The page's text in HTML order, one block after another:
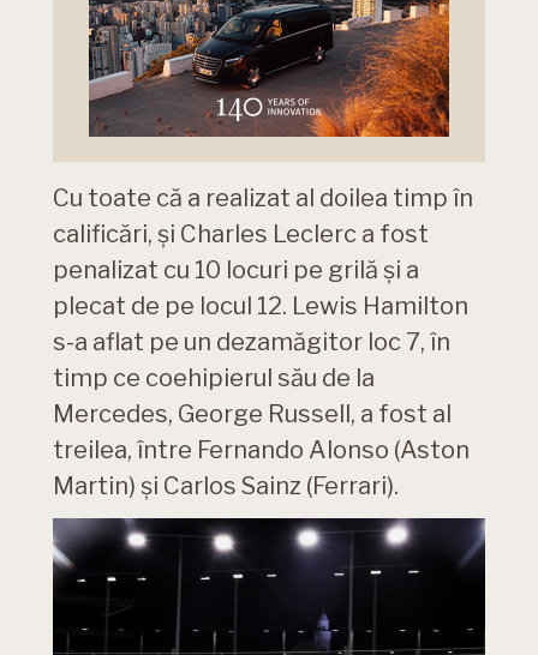
Cu toate că a realizat al doilea timp în
calificări, și Charles Leclerc a fost
penalizat cu 10 locuri pe grilă și a
plecat de pe locul 12. Lewis Hamilton
s-a aflat pe un dezamăgitor loc 7, în
timp ce coehipierul său de la
Mercedes, George Russell, a fost al
treilea, între Fernando Alonso (Aston
Martin) și Carlos Sainz (Ferrari).